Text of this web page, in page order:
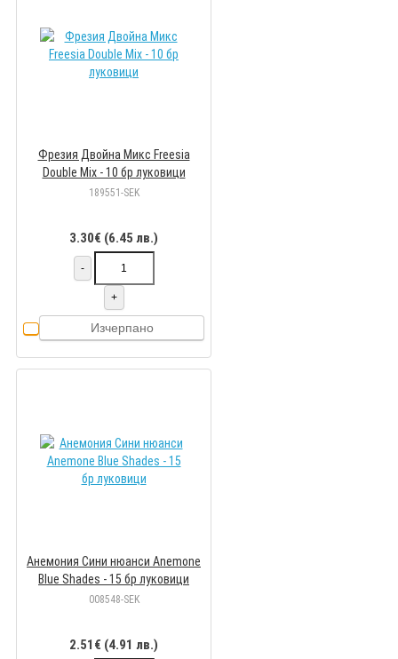
Фрезия Двойна Микс Freesia
Double Mix - 10 бр луковици
189551-SEK
3.30€ (6.45 лв.)
-
+
Изчерпано
Анемония Сини нюанси Anemone
Blue Shades - 15 бр луковици
008548-SEK
2.51€ (4.91 лв.)